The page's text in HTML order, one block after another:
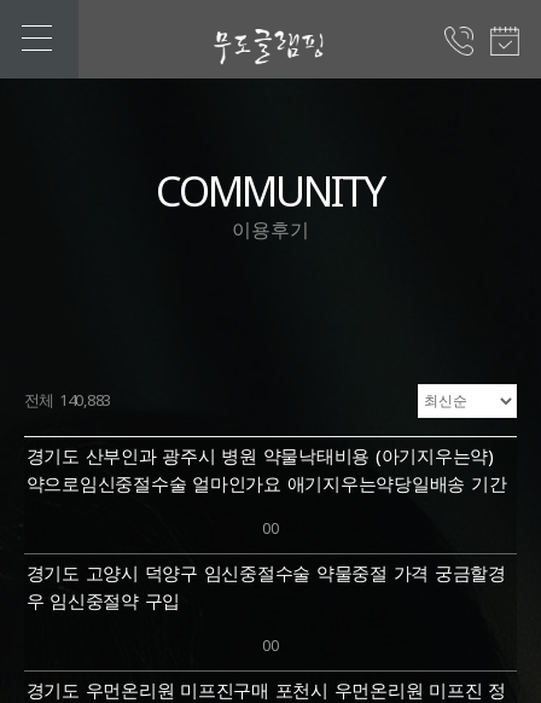
COMMUNITY
이용후기
전체 140,883
경기도 산부인과 광주시 병원 약물낙태비용 (아기지우는약)
약으로임신중절수술 얼마인가요 애기지우는약당일배송 기간
00
경기도 고양시 덕양구 임신중절수술 약물중절 가격 궁금할경
우 임신중절약 구입
00
경기도 우먼온리원 미프진구매 포천시 우먼온리원 미프진 정